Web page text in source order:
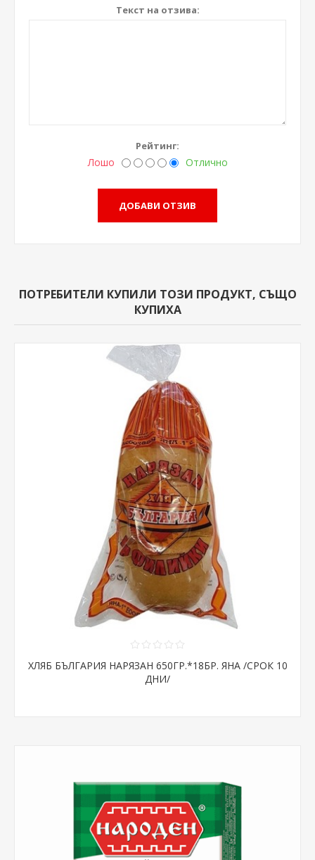
Текст на отзива:
Рейтинг:
Лошо Отлично
ПОТРЕБИТЕЛИ КУПИЛИ ТОЗИ ПРОДУКТ, СЪЩО
КУПИХА
ХЛЯБ БЪЛГАРИЯ НАРЯЗАН 650ГР.*18БР. ЯНА /СРОК 10
ДНИ/